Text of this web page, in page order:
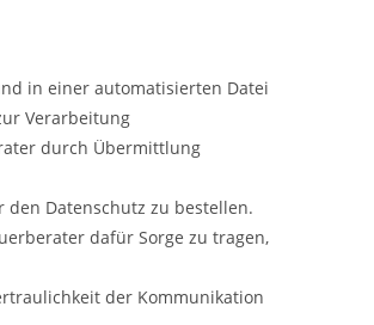
in einer automatisierten Datei
Verarbeitung
durch Übermittlung
Datenschutz zu bestellen.
dafür Sorge zu tragen,
der Kommunikation